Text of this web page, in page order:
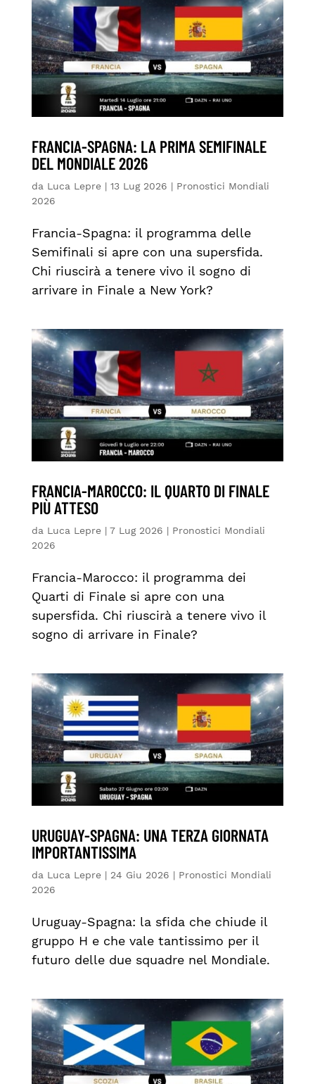
FRANCIA-SPAGNA: LA PRIMA SEMIFINALE
DEL MONDIALE 2026
da Luca Lepre| 13 Lug 2026 | Pronostici Mondiali
2026
Francia-Spagna: il programma delle
Semifinali si apre con una supersfida.
Chi riuscirà a tenere vivo il sogno di
arrivare in Finale a New York?
FRANCIA-MAROCCO: IL QUARTO DI FINALE
PIÙ ATTESO
da Luca Lepre| 7 Lug 2026 | Pronostici Mondiali
2026
Francia-Marocco: il programma dei
Quarti di Finale si apre con una
supersfida. Chi riuscirà a tenere vivo il
sogno di arrivare in Finale?
URUGUAY-SPAGNA: UNA TERZA GIORNATA
IMPORTANTISSIMA
da Luca Lepre| 24 Giu 2026 | Pronostici Mondiali
2026
Uruguay-Spagna: la sfida che chiude il
gruppo H e che vale tantissimo per il
futuro delle due squadre nel Mondiale.